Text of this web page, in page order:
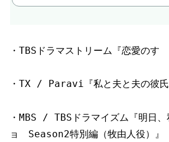
・TBSドラマストリーム『恋愛のす
・TX / Paravi『私と夫と夫の彼氏
・MBS / TBSドラマイズム『明日
ョ Season2特別編（牧由人役）』